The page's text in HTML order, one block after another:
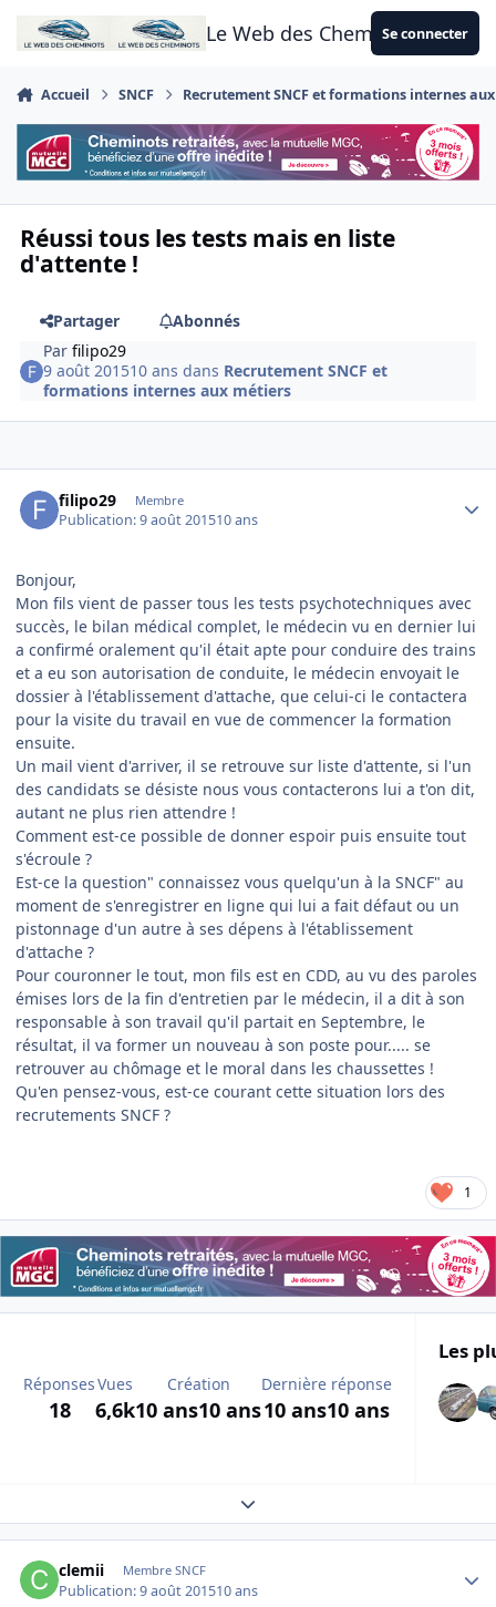
Aller au contenu
Le Web des CheminotsSe connecter
Accueil SNCF Recrutement SNCF et formations internes
Réussi tous les tests mais en liste
d'attente !
Partager
Abonnés
Parfilipo29
9 août 201510 ans dans Recrutement SNCF et
formations internes aux métiers
filipo29 Membre
Publication:9 août 201510 ans
Bonjour,
Mon fils vient de passer tous les tests psychotechniques avec
succès, le bilan médical complet, le médecin vu en dernier lui
a confirmé oralement qu'il était apte pour conduire des trains
et a eu son autorisation de conduite, le médecin envoyait le
dossier à l'établissement d'attache, que celui-ci le contactera
pour la visite du travail en vue de commencer la formation
ensuite.
Un mail vient d'arriver, il se retrouve sur liste d'attente, si l'un
des candidats se désiste nous vous contacterons lui a t'on dit,
autant ne plus rien attendre !
Comment est-ce possible de donner espoir puis ensuite tout
s'écroule ?
Est-ce la question" connaissez vous quelqu'un à la SNCF" au
moment de s'enregistrer en ligne qui lui a fait défaut ou un
pistonnage d'un autre à ses dépens à l'établissement
d'attache ?
Pour couronner le tout, mon fils est en CDD, au vu des paroles
émises lors de la fin d'entretien par le médecin, il a dit à son
responsable à son travail qu'il partait en Septembre, le
résultat, il va former un nouveau à son poste pour..... se
retrouver au chômage et le moral dans les chaussettes !
Qu'en pensez-vous, est-ce courant cette situation lors des
recrutements SNCF ?
1
Réponses
18
Vues
6,6k
Création
10 ans10 ans
Dernière réponse
10 ans10 ans
Les
Expand topic overview
clemii Membre SNCF
Publication:9 août 201510 ans